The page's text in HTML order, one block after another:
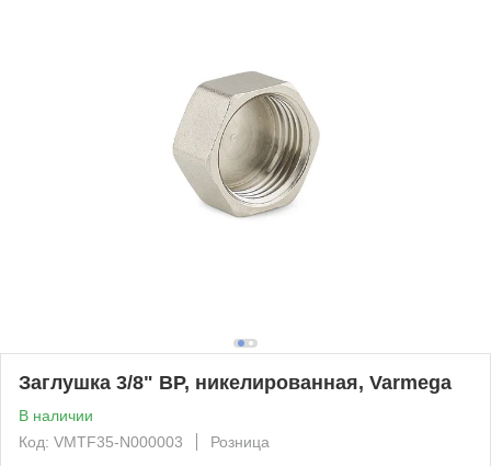
Заглушка 3/8" ВР, никелированная, Varmega
В наличии
Код: VMTF35-N000003
Розница